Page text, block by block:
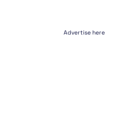
Advertise here